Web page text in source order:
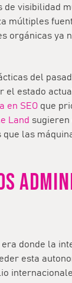
visibilidad
múltiples
orgánicas ya
del
el estado
en SEO que
Land
las
donde la
esta